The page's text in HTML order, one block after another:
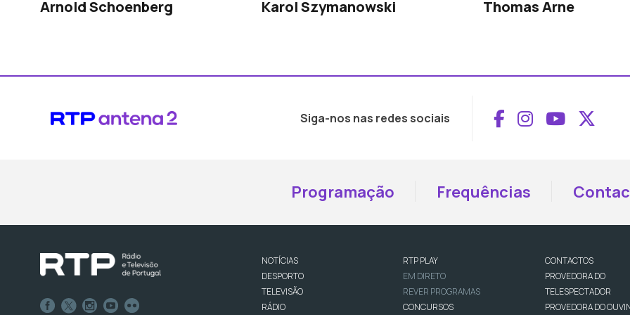
Arnold Schoenberg Karol Szymanowski Thomas Arne
Siga-nos nas redes sociais Aceder ao
Aceder ao
Aceder
Programação Frequências
NOTÍCIAS
DESPORTO
TELEVISÃO
RÁDIO
RTP PLAY
EM DIRETO
REVER PROGRAMAS
CONCURSOS
CONTACTOS
PROVEDORA DO
TELESPECTADOR
PROVEDORA DO